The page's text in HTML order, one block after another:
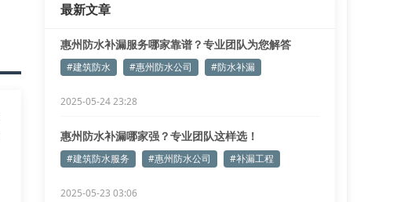
最新文章
惠州防水补漏服务哪家靠谱？专业团队为您解答
#建筑防水 #惠州防水公司 #防水补漏
2025-05-24 23:28
惠州防水补漏哪家强？专业团队这样选！
#建筑防水服务 #惠州防水公司 #补漏工程
2025-05-23 03:06